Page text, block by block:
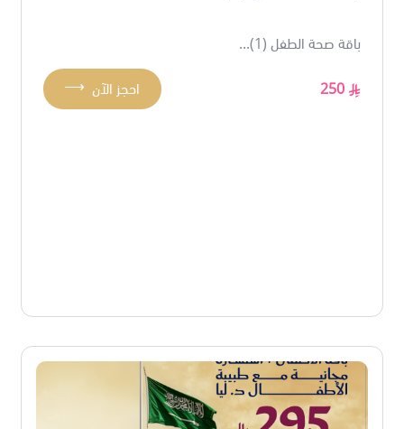
باقة صحة الطفل (1)...
250
⟶ احجز الآن